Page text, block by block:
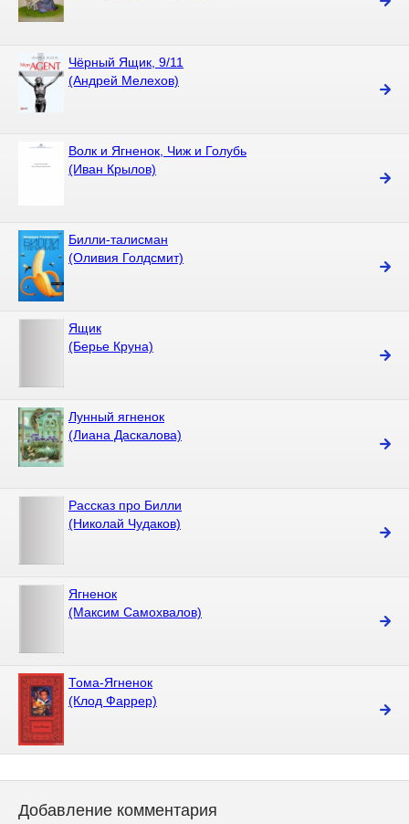
Чёрный Ящик, 9/11
(Андрей Мелехов)
Волк и Ягненок, Чиж и Голубь
(Иван Крылов)
Билли-талисман
(Оливия Голдсмит)
Ящик
(Берье Круна)
Лунный ягненок
(Лиана Даскалова)
Рассказ пpо Билли
(Николай Чудаков)
Ягненок
(Максим Самохвалов)
Тома-Ягненок
(Клод Фаррер)
Добавление комментария